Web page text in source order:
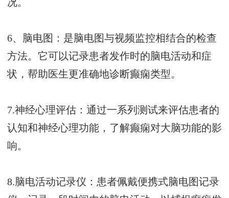
况。
6、脑电图：是脑电图与视频监控相结合的检查
方法。它可以记录患者发作时的脑电活动和症
状，帮助医生更准确地诊断癫痫类型。
7.神经心理评估：通过一系列测试来评估患者的
认知和神经心理功能，了解癫痫对大脑功能的影
响。
8.脑电活动记录仪：患者佩戴便携式脑电图记录